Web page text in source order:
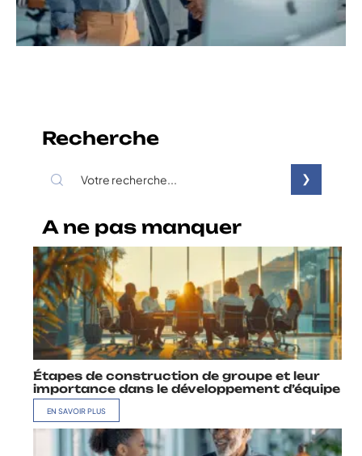
Recherche
A ne pas manquer
Étapes de construction de groupe et leur
importance dans le développement d’équipe
EN SAVOIR PLUS